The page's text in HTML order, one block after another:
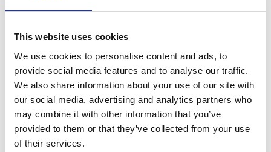
This website uses cookies
We use cookies to personalise content and ads, to
provide social media features and to analyse our traffic.
We also share information about your use of our site with
our social media, advertising and analytics partners who
may combine it with other information that you’ve
provided to them or that they’ve collected from your use
of their services.
atendidas por nuestra red de concesionarios oficiales y talleres
Rimor más cercano a ti:encuentra un concesionario
Posventa
Uso y mantenimiento